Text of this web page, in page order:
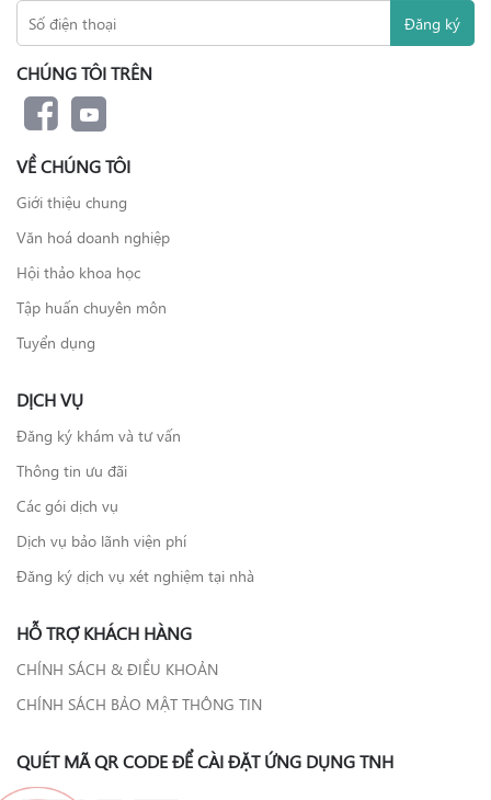
CHÚNG TÔI TRÊN
VỀ CHÚNG TÔI
Giới thiệu chung
Văn hoá doanh nghiệp
Hội thảo khoa học
Tập huấn chuyên môn
Tuyển dụng
DỊCH VỤ
Đăng ký khám và tư vấn
Thông tin ưu đãi
Các gói dịch vụ
Dịch vụ bảo lãnh viện phí
Đăng ký dịch vụ xét nghiệm tại nhà
HỖ TRỢ KHÁCH HÀNG
CHÍNH SÁCH & ĐIỀU KHOẢN
CHÍNH SÁCH BẢO MẬT THÔNG TIN
QUÉT MÃ QR CODE ĐỂ CÀI ĐẶT ỨNG DỤNG TNH